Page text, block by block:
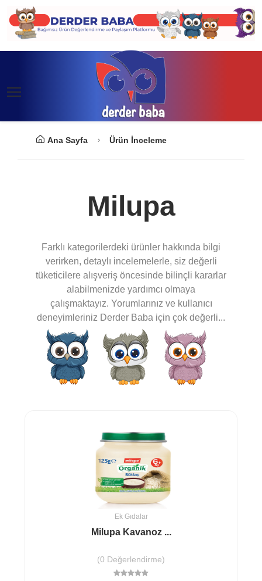
Ana Sayfa Ürün İnceleme
Milupa
Farklı kategorilerdeki ürünler hakkında bilgi
verirken, detaylı incelemelerle, siz değerli
tüketicilere alışveriş öncesinde bilinçli kararlar
alabilmenizde yardımcı olmaya
çalışmaktayız. Yorumlarınız ve kullanıcı
deneyimleriniz Derder Baba için çok değerli...
Ek Gıdalar
Milupa Kavanoz ...
(0 Değerlendirme)